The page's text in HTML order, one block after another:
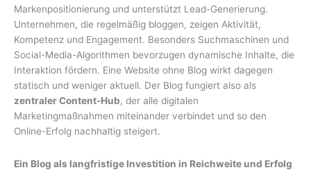
Markenpositionierung und unterstützt Lead-Generierung.
Unternehmen, die regelmäßig bloggen, zeigen Aktivität,
Kompetenz und Engagement. Besonders Suchmaschinen und
Social-Media-Algorithmen bevorzugen dynamische Inhalte, die
Interaktion fördern. Eine Website ohne Blog wirkt dagegen
statisch und weniger aktuell. Der Blog fungiert also als
zentraler Content-Hub, der alle digitalen
Marketingmaßnahmen miteinander verbindet und so den
Online-Erfolg nachhaltig steigert.
Ein Blog als langfristige Investition in Reichweite und Erfolg